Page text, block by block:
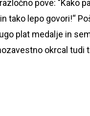
pove: "Kako
tako lepo govori!“
plat medalje in
okrcal tudi